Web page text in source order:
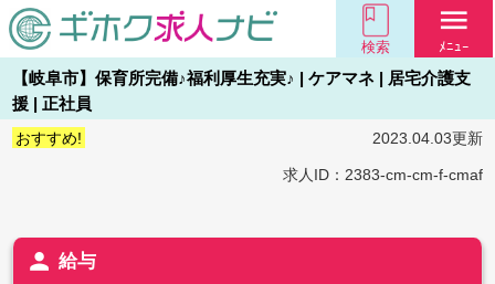
検索
menu
ﾒﾆｭｰ
【岐阜市】保育所完備♪福利厚生充実♪ | ケアマネ | 居宅介護支
援 | 正社員
おすすめ! 2023.04.03更新
求人ID：2383-cm-cm-f-cmaf
person 給与